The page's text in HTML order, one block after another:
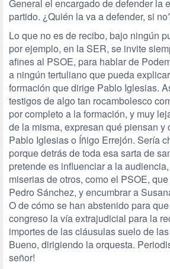
General el encargado de defender la
partido. ¿Quién la va a defender, si
Lo que no es de recibo, bajo ningún
por ejemplo, en la SER, se invite
afines al PSOE, para hablar de
a ningún tertuliano que pueda
formación que dirige Pablo Iglesias.
testigos de algo tan rocambolesco
por completo a la formación, y muy
de la misma, expresan qué piensan y
Pablo Iglesias o Íñigo Errejón. Sería
porque detrás de toda esa sarta de
pretende es influenciar a la
miserias de otros, como el PSOE,
Pedro Sánchez, y encumbrar a
O de cómo se han abstenido para
congreso la vía extrajudicial para la
importes de las cláusulas suelo de
Bueno, dirigiendo la orquesta.
señor!